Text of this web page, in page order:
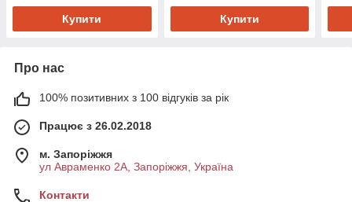
Купити Купити
Про нас
100% позитивних з 100 відгуків за рік
Працює з 26.02.2018
м. Запоріжжя
ул Авраменко 2А, Запоріжжя, Україна
Контакти